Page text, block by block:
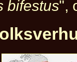
bifestus",